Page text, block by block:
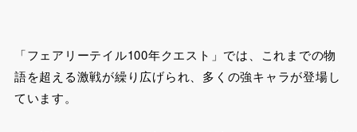
「フェアリーテイル100年クエスト」では、これまでの物
語を超える激戦が繰り広げられ、多くの強キャラが登場し
ています。